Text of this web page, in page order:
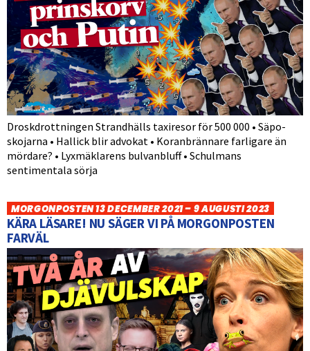
Droskdrottningen Strandhälls taxiresor för 500 000 • Säpo-
skojarna • Hallick blir advokat • Koranbrännare farligare än
mördare? • Lyxmäklarens bulvanbluff • Schulmans
sentimentala sörja
MORGONPOSTEN 13 DECEMBER 2021 – 9 AUGUSTI 2023
KÄRA LÄSARE! NU SÄGER VI PÅ MORGONPOSTEN
FARVÄL